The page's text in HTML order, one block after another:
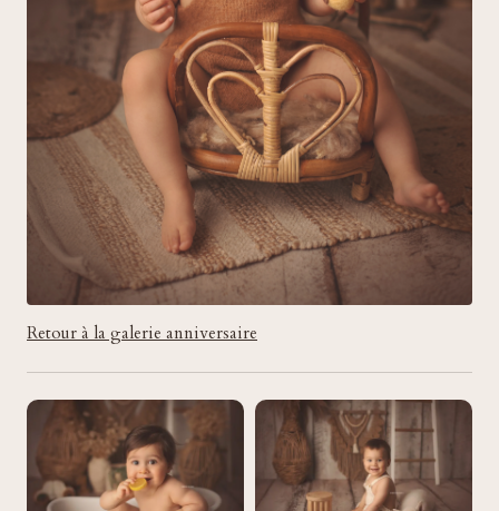
Retour à la galerie anniversaire